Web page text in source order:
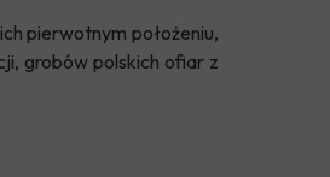
pierwotnym położeniu,
grobów polskich ofiar z